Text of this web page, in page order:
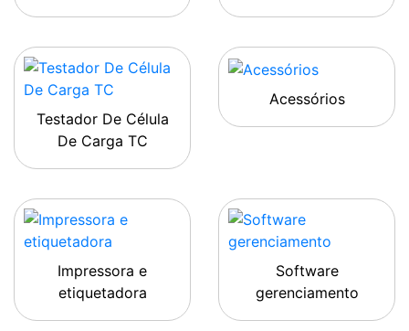
Testador De Célula
De Carga TC
Acessórios
Impressora e
etiquetadora
Software
gerenciamento